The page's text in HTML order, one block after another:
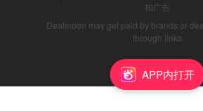
APP内打开
扣广告
Dealmoon may get paid by brands or
through links